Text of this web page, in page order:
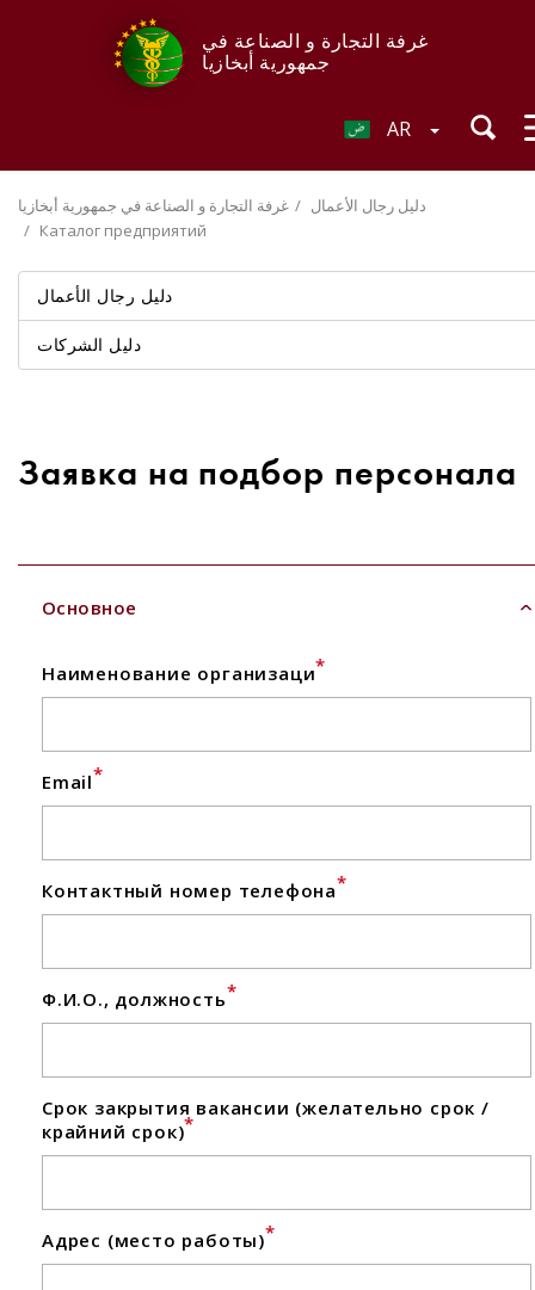
غرفة التجارة و الصناعة في
جمهورية أبخازيا
AR
غرفة التجارة و الصناعة في جمهورية أبخازيا
دليل رجال الأعمال
Каталог предприятий
دليل رجال الأعمال
دليل الشركات
Заявка на подбор персонала
Основное
Наименование организаци*
Email*
Контактный номер телефона*
Ф.И.О., должность*
Срок закрытия вакансии (желательно срок /
крайний срок)*
Адрес (место работы)*